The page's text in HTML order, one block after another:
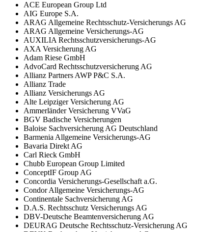
ACE European Group Ltd
AIG Europe S.A.
ARAG Allgemeine Rechtsschutz-Versicherungs AG
ARAG Allgemeine Versicherungs-AG
AUXILIA Rechtsschutzversicherungs-AG
AXA Versicherung AG
Adam Riese GmbH
AdvoCard Rechtsschutzversicherung AG
Allianz Partners AWP P&C S.A.
Allianz Trade
Allianz Versicherungs AG
Alte Leipziger Versicherung AG
Ammerländer Versicherung VVaG
BGV Badische Versicherungen
Baloise Sachversicherung AG Deutschland
Barmenia Allgemeine Versicherungs-AG
Bavaria Direkt AG
Carl Rieck GmbH
Chubb European Group Limited
ConceptIF Group AG
Concordia Versicherungs-Gesellschaft a.G.
Condor Allgemeine Versicherungs-AG
Continentale Sachversicherung AG
D.A.S. Rechtsschutz Versicherungs AG
DBV-Deutsche Beamtenversicherung AG
DEURAG Deutsche Rechtsschutz-Versicherung AG